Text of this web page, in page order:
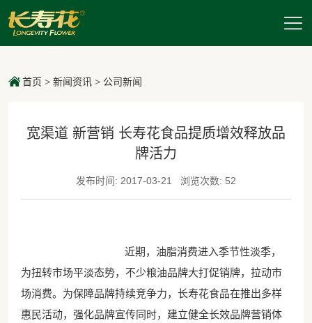
首页 > 新闻资讯> 公司新闻
宽渠道 新营销 长寿花食品提质增效释放品
牌活力
发布时间: 2017-03-21 浏览次数: 52
近期，油脂消费进入季节性淡季，
为扭转市场平淡态势，不少粮油品牌大打促销牌，拉动市
场消费。为保障品牌持续竞争力，长寿花食品在推出多样
惠民活动，强化品牌宣传同时，建立健全长效品牌营销体